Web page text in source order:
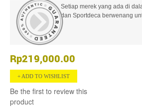
Setiap merek yang ada di
dan Sportdeca berwenang
Rp219,000.00
ADD TO WISHLIST
Be the first to review this
product